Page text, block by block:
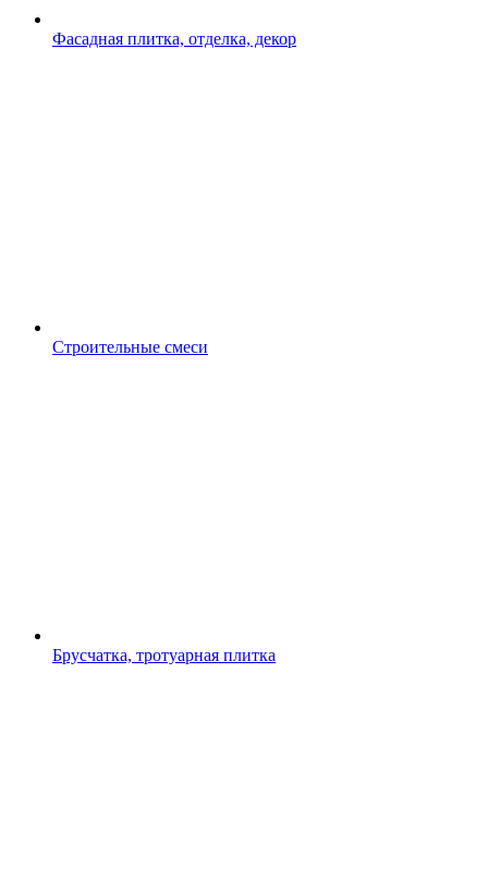
Фасадная плитка, отделка, декор
Строительные смеси
Брусчатка, тротуарная плитка